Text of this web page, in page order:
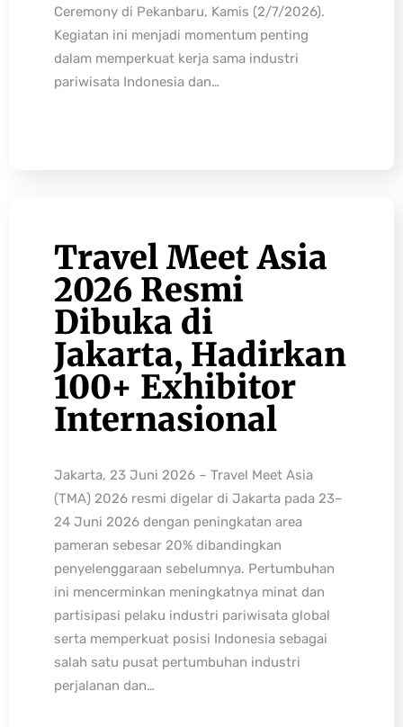
Ceremony di Pekanbaru, Kamis (2/7/2026).
Kegiatan ini menjadi momentum penting
dalam memperkuat kerja sama industri
pariwisata Indonesia dan…
Travel Meet Asia
2026 Resmi
Dibuka di
Jakarta, Hadirkan
100+ Exhibitor
Internasional
Jakarta, 23 Juni 2026 – Travel Meet Asia
(TMA) 2026 resmi digelar di Jakarta pada 23–
24 Juni 2026 dengan peningkatan area
pameran sebesar 20% dibandingkan
penyelenggaraan sebelumnya. Pertumbuhan
ini mencerminkan meningkatnya minat dan
partisipasi pelaku industri pariwisata global
serta memperkuat posisi Indonesia sebagai
salah satu pusat pertumbuhan industri
perjalanan dan…